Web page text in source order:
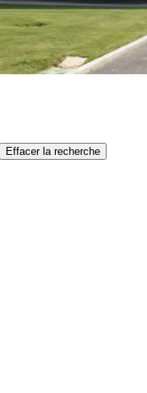
Effacer la recherche